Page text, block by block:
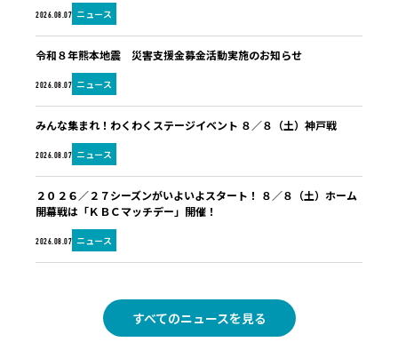
2026.08.07 ニュース
2026.08.07 ニュース
令和８年熊本地震 災害支援金募金活動実施のお知らせ
2026.08.07 ニュース
みんな集まれ！わくわくステージイベント ８／８（土）神戸戦
2026.08.07 ニュース
２０２６／２７シーズンがいよいよスタート！ ８／８（土）ホーム
開幕戦は「ＫＢＣマッチデー」開催！
すべてのニュースを見る